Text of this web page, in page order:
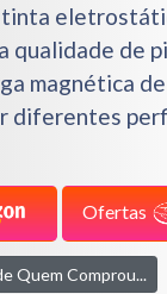
qualidade de
magnética
diferentes
Ofertas
Quem Comprou...